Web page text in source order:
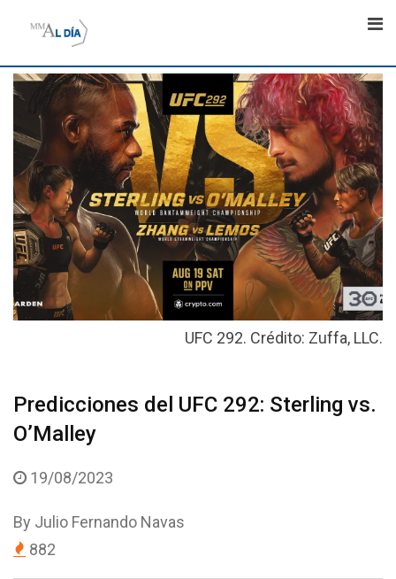
UFC 292. Crédito: Zuffa, LLC.
Predicciones del UFC 292: Sterling vs.
O’Malley
19/08/2023
By Julio Fernando Navas
882